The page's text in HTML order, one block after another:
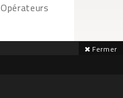
Opérateurs
Fermer